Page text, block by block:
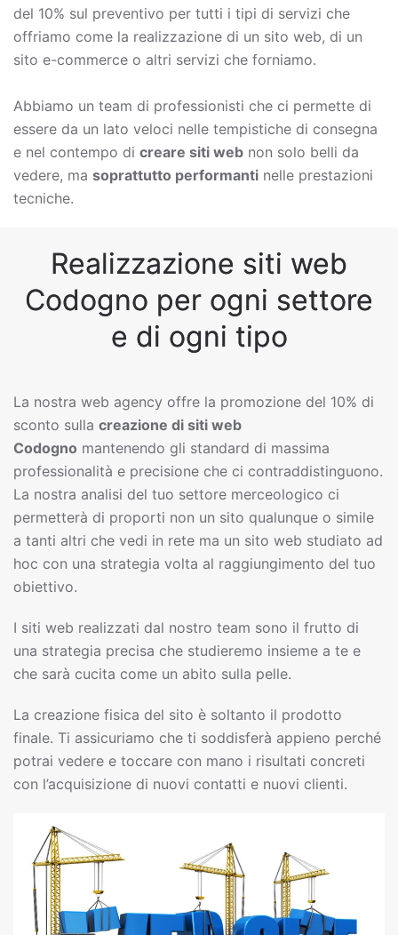
del 10% sul preventivo per tutti i tipi di servizi che
offriamo come la realizzazione di un sito web, di un
sito e-commerce o altri servizi che forniamo.
Abbiamo un team di professionisti che ci permette di
essere da un lato veloci nelle tempistiche di consegna
e nel contempo di creare siti web non solo belli da
vedere, ma soprattutto performanti nelle prestazioni
tecniche.
Realizzazione siti web
Codogno per ogni settore
e di ogni tipo
La nostra web agency offre la promozione del 10% di
sconto sulla creazione di siti web
Codogno mantenendo gli standard di massima
professionalità e precisione che ci contraddistinguono.
La nostra analisi del tuo settore merceologico ci
permetterà di proporti non un sito qualunque o simile
a tanti altri che vedi in rete ma un sito web studiato ad
hoc con una strategia volta al raggiungimento del tuo
obiettivo.
I siti web realizzati dal nostro team sono il frutto di
una strategia precisa che studieremo insieme a te e
che sarà cucita come un abito sulla pelle.
La creazione fisica del sito è soltanto il prodotto
finale. Ti assicuriamo che ti soddisferà appieno perché
potrai vedere e toccare con mano i risultati concreti
con l’acquisizione di nuovi contatti e nuovi clienti.